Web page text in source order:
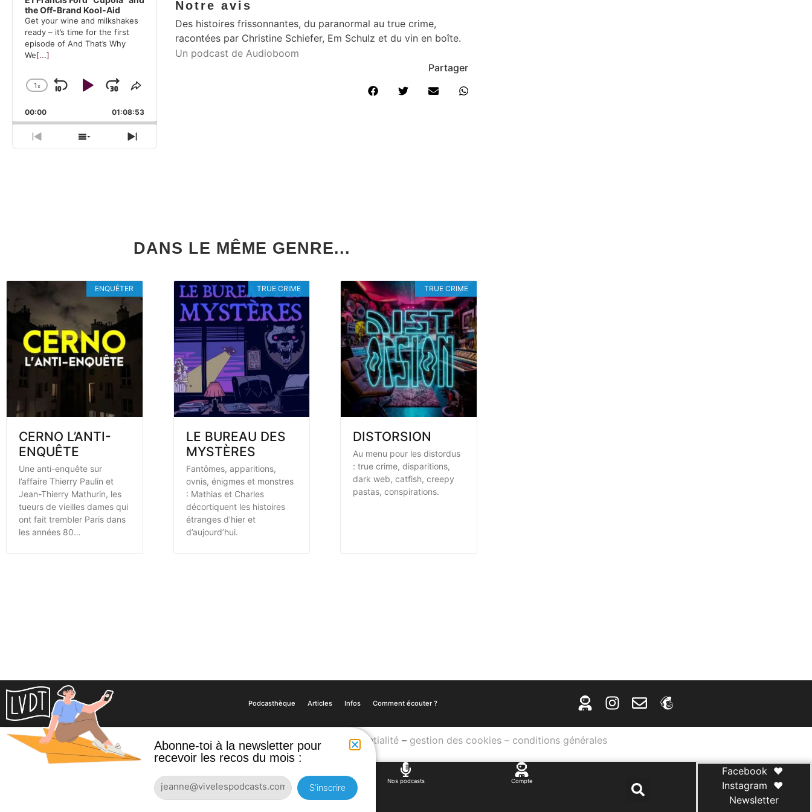
the Off-Brand Kool-Aid
Get your wine and milkshakes
ready – it’s time for the first
episode of And That’s Why
We[...]
Change Playback Rate
1x Skip Backward
Play Pause
Jump Forward
Share This Episode
00:00 01:08:53
Previous Episode
Show Episodes List
Next Episode
Notre avis
Des histoires frissonnantes, du paranormal au true crime,
racontées par Christine Schiefer, Em Schulz et du vin en boîte.
Un podcast de Audioboom
Partager
DANS LE MÊME GENRE...
ENQUÊTER
CERNO L’ANTI-
ENQUÊTE
Une anti-enquête sur
l’affaire Thierry Paulin et
Jean-Thierry Mathurin, les
tueurs de vieilles dames qui
ont fait trembler Paris dans
les années 80…
TRUE CRIME
LE BUREAU DES
MYSTÈRES
Fantômes, apparitions,
ovnis, énigmes et monstres
: Mathias et Charles
décortiquent les histoires
étranges d’hier et
d’aujourd’hui.
TRUE CRIME
DISTORSION
Au menu pour les distordus
: true crime, disparitions,
dark web, catfish, creepy
pastas, conspirations.
Podcasthèque Articles Infos Comment écouter ?
COPYRIGHT © 2024 CAST’ART STUDIO – politique de confidentialité – gestion des cookies– conditions générales
Podcasthèque Articles Nos podcasts Compte
Facebook♥
Instagram ♥
Newsletter
Abonne-toi à la newsletter pour
recevoir les recos du mois :
S'inscrire